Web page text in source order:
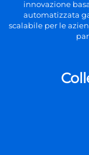
innovazione
automatizzata
scalabile per le